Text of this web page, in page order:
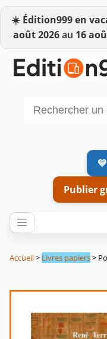
☀️ Édition999 en
août 2026au 16
Publier
Accueil> Livres papiers>